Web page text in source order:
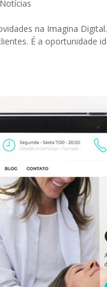
Notícias
na Imagina
É a oportunidade